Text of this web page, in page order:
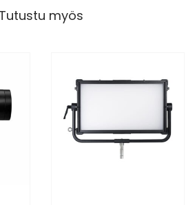
Tutustu myös